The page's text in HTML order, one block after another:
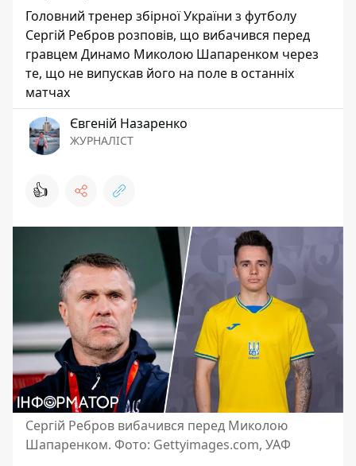
Головний тренер збірної України з футболу
Сергій Ребров розповів, що вибачився перед
гравцем Динамо Миколою Шапаренком через
те, що не випускав його на поле в останніх
матчах
Євгеній Назаренко
ЖУРНАЛІСТ
👍
Сергій Ребров вибачився перед Миколою
Шапаренком. Фото: Gettyimages.соm, УАФ